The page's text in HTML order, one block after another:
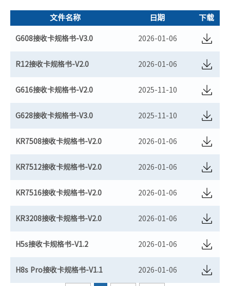
文件名称 日期 下载
G608接收卡规格书-V3.0 2026-01-06
R12接收卡规格书-V2.0 2026-01-06
G616接收卡规格书-V2.0 2025-11-10
G628接收卡规格书-V3.0 2025-11-10
KR7508接收卡规格书-V2.0 2026-01-06
KR7512接收卡规格书-V2.0 2026-01-06
KR7516接收卡规格书-V2.0 2026-01-06
KR3208接收卡规格书-V2.0 2026-01-06
H5s接收卡规格书-V1.2 2026-01-06
H8s Pro接收卡规格书-V1.1 2026-01-06